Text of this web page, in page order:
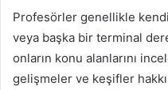
Profesörler genellikle
veya başka bir terminal
onların konu alanlarını
gelişmeler ve keşifler